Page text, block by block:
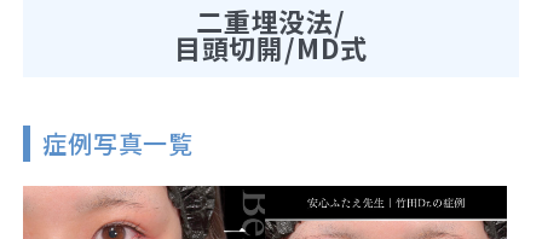
二重埋没法/
目頭切開/MD式
症例写真一覧